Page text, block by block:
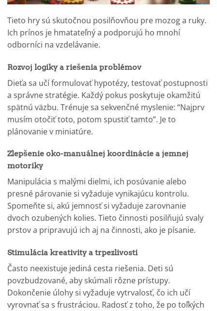
Tieto hry sú skutočnou posilňovňou pre mozog a ruky.
Ich prínos je hmatateľný a podporujú ho mnohí
odborníci na vzdelávanie.
Rozvoj logiky a riešenia problémov
Dieťa sa učí formulovať hypotézy, testovať postupnosti
a správne stratégie. Každý pokus poskytuje okamžitú
spätnú väzbu. Trénuje sa sekvenčné myslenie: “Najprv
musím otočiť toto, potom spustiť tamto”. Je to
plánovanie v miniatúre.
Zlepšenie oko-manuálnej koordinácie a jemnej
motoriky
Manipulácia s malými dielmi, ich posúvanie alebo
presné párovanie si vyžaduje vynikajúcu kontrolu.
Spomeňte si, akú jemnosť si vyžaduje zarovnanie
dvoch ozubených kolies. Tieto činnosti posilňujú svaly
prstov a pripravujú ich aj na činnosti, ako je písanie.
Stimulácia kreativity a trpezlivosti
Často neexistuje jediná cesta riešenia. Deti sú
povzbudzované, aby skúmali rôzne prístupy.
Dokončenie úlohy si vyžaduje vytrvalosť, čo ich učí
vyrovnať sa s frustráciou. Radosť z toho, že po toľkých